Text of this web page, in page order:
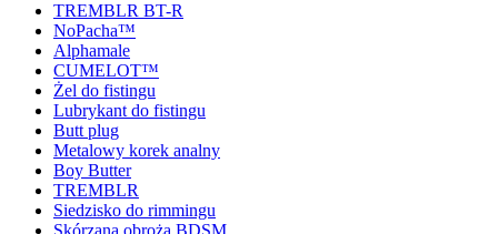
TREMBLR BT-R
NoPacha™
Alphamale
CUMELOT™
Żel do fistingu
Lubrykant do fistingu
Butt plug
Metalowy korek analny
Boy Butter
TREMBLR
Siedzisko do rimmingu
Skórzana obroża BDSM